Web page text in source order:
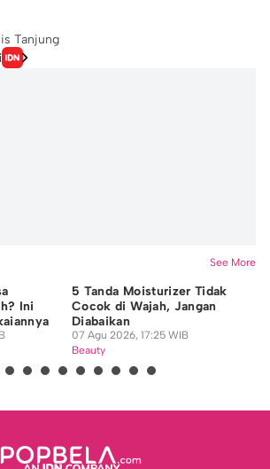
Tanjung
See More
Ini
5 Tanda Moisturizer Tidak
Cocok di Wajah, Jangan
Diabaikan
07 Agu 2026, 17:25 WIB
Beauty